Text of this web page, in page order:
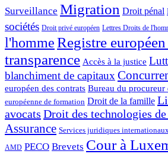
Surveillance Migration Droit pénal
sociétés Droit privé européen Lettres Droits de
l'hommeRegistre
transparence Accès à la justice
blanchiment de capitaux
européen des contrats Bureau du procureur
européenne de formation Droit de la famille
avocats Droit des technologies
Assurance Services juridiques
AMD PECO Brevets Cour à